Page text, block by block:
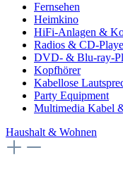
Fernsehen
Heimkino
HiFi-Anlagen &
Radios & CD-
DVD- & Blu-ray-
Kopfhörer
Kabellose
Party Equipment
Multimedia Kabel
Haushalt & Wohnen